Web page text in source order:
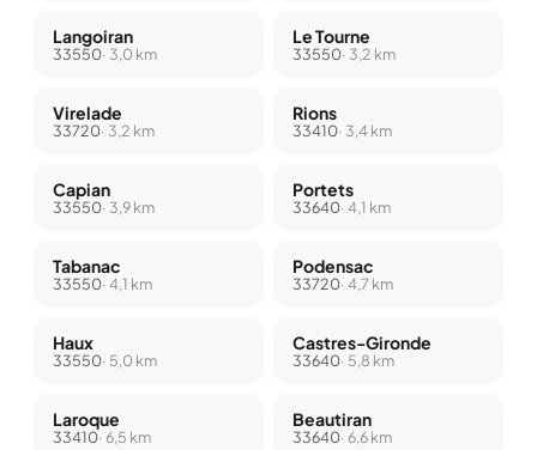
Langoiran
33550· 3,0 km
Le Tourne
33550· 3,2 km
Virelade
33720· 3,2 km
Rions
33410· 3,4 km
Capian
33550· 3,9 km
Portets
33640· 4,1 km
Tabanac
33550· 4,1 km
Podensac
33720· 4,7 km
Haux
33550· 5,0 km
Castres-Gironde
33640· 5,8 km
Laroque
33410· 6,5 km
Beautiran
33640· 6,6 km